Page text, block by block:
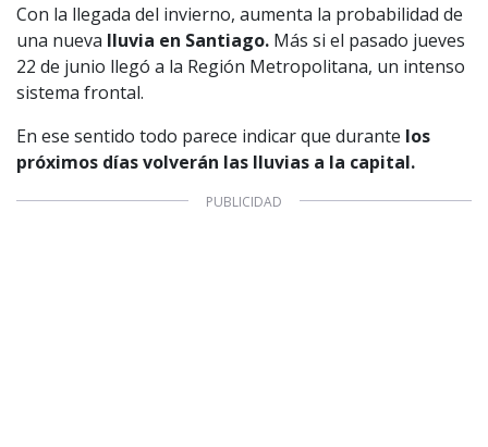
Con la llegada del invierno, aumenta la probabilidad de
una nueva lluvia en Santiago. Más si el pasado jueves
22 de junio llegó a la Región Metropolitana, un intenso
sistema frontal.
En ese sentido todo parece indicar que durante los
próximos días volverán las lluvias a la capital.